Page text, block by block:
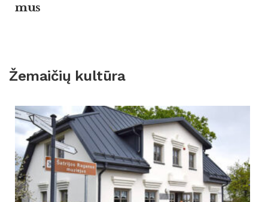
mus
Žemaičių kultūra